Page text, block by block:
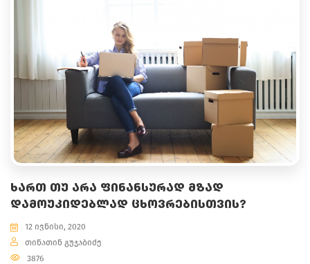
ᲮᲐᲠᲗ ᲗᲣ ᲐᲠᲐ ᲤᲘᲜᲐᲜᲡᲣᲠᲐᲓ ᲛᲖᲐᲓ
ᲓᲐᲛᲝᲣᲙᲘᲓᲔᲑᲚᲐᲓ ᲪᲮᲝᲕᲠᲔᲑᲘᲡᲗᲕᲘᲡ?
12 ივნისი, 2020
თინათინ გუჯაბიძე
3876